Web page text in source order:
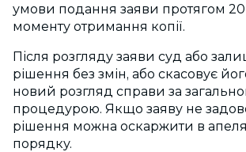
умови подання заяви протягом 20
моменту отримання копії.
Після розгляду заяви суд або
рішення без змін, або скасовує
новий розгляд справи за
процедурою. Якщо заяву не
рішення можна оскаржити в
порядку.